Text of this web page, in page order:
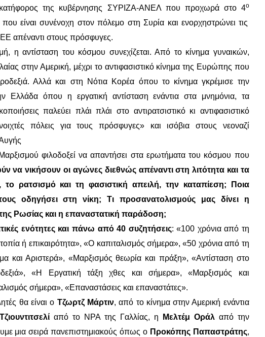
της κυβέρνησης ΣΥΡΙΖΑ-ΑΝΕΛ που προχωρά στο 4ο
που είναι συνένοχη στον πόλεμο στη Συρία και ενορχηστρώνει τις
ΕΕ απέναντι στους πρόσφυγες.
η αντίσταση του κόσμου συνεχίζεται. Από το κίνημα γυναικών,
στην Αμερική, μέχρι το αντιφασιστικό κίνημα της Ευρώπης που
Αλλά και στη Νότια Κορέα όπου το κίνημα γκρέμισε την
Ελλάδα όπου η εργατική αντίσταση ενάντια στα μνημόνια, τα
παλεύει πλάι πλάι στο αντιρατσιστικό κι αντιφασιστικό
πόλεις για τους πρόσφυγες» και ισόβια στους νεοναζί
φιλοδοξεί να απαντήσει στα ερωτήματα του κόσμου που
να νικήσουν οι αγώνες διεθνώς απέναντι στη λιτότητα και τα
ρατσισμό και τη φασιστική απειλή, την καταπίεση; Ποια
οδηγήσει στη νίκη; Τι προσανατολισμούς μας δίνει η
Ρωσίας και η επαναστατική παράδοση;
ενότητες και πάνω από 40 συζητήσεις: «100 χρόνια από τη
ή επικαιρότητα», «Ο καπιταλισμός σήμερα», «50 χρόνια από τη
και Αριστερά», «Μαρξισμός θεωρία και πράξη», «Αντίσταση στο
«Η Εργατική τάξη χθες και σήμερα», «Μαρξισμός και
σήμερα», «Επαναστάσεις και επαναστάτες».
θα είναι ο Τζωρτζ Μάρτιν, από το κίνημα στην Αμερική ενάντια
από το NPAτης Γαλλίας, η Μελτέμ Οράλαπό την
μια σειρά πανεπιστημιακούς όπως ο Προκόπης Παπαστράτης,